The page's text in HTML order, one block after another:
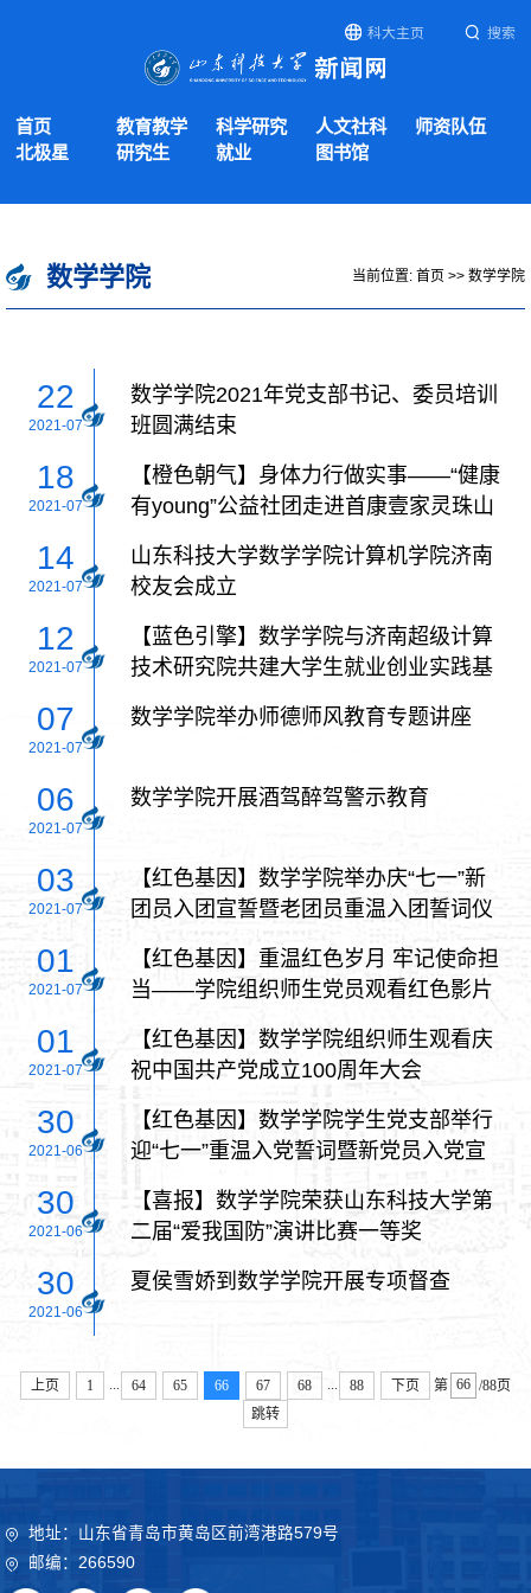
科大主页 搜索
首页 教育教学 科学研究 人文社科
师资队伍
北极星
研究生 就业 图书馆
数学学院 当前位置: 首页 >> 数学学院
22
2021-07
数学学院2021年党支部书记、委员培训
班圆满结束
18
2021-07
【橙色朝气】身体力行做实事——“健康
有young”公益社团走进首康壹家灵珠山
14
2021-07
山东科技大学数学学院计算机学院济南
校友会成立
12
2021-07
【蓝色引擎】数学学院与济南超级计算
技术研究院共建大学生就业创业实践基
07
2021-07
数学学院举办师德师风教育专题讲座
06
2021-07
数学学院开展酒驾醉驾警示教育
03
2021-07
【红色基因】数学学院举办庆“七一”新
团员入团宣誓暨老团员重温入团誓词仪
01
2021-07
【红色基因】重温红色岁月 牢记使命担
当——学院组织师生党员观看红色影片
01
2021-07
【红色基因】数学学院组织师生观看庆
祝中国共产党成立100周年大会
30
2021-06
【红色基因】数学学院学生党支部举行
迎“七一”重温入党誓词暨新党员入党宣
30
2021-06
【喜报】数学学院荣获山东科技大学第
二届“爱我国防”演讲比赛一等奖
30
2021-06
夏侯雪娇到数学学院开展专项督查
上页 1 64 65 66 67 68 88 下页 第
/88页
跳转
地址：山东省青岛市黄岛区前湾港路579号
邮编：266590